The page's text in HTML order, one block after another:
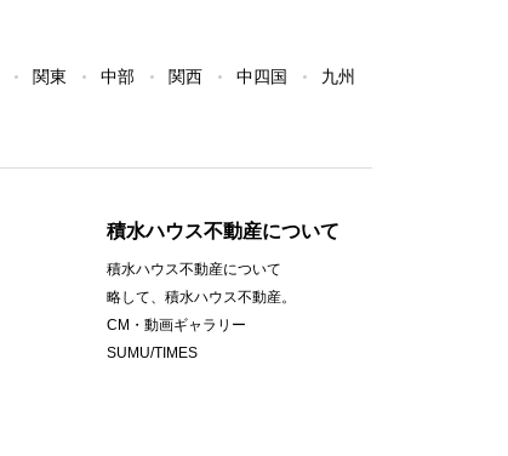
関東 中部 関西 中四国 九州
積水ハウス不動産について
積水ハウス不動産について
略して、積水ハウス不動産。
CM・動画ギャラリー
SUMU/TIMES